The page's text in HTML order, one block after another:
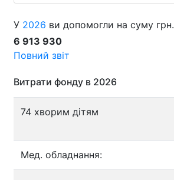
У 2026 ви допомогли на суму грн.
6 913 930
Повний звіт
Витрати фонду в 2026
74 хворим дітям
Мед. обладнання: